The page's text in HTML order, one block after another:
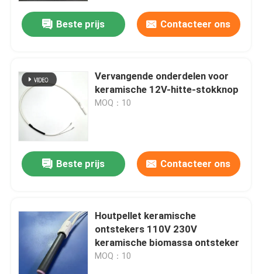
Beste prijs Contacteer ons
Vervangende onderdelen voor
keramische 12V-hitte-stokknop
MOQ：10
Beste prijs Contacteer ons
Houtpellet keramische
ontstekers 110V 230V
keramische biomassa ontsteker
MOQ：10